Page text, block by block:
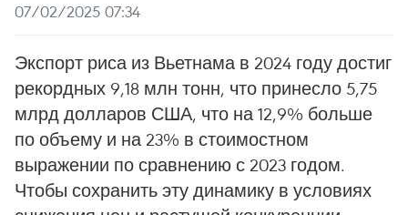
07/02/2025 07:34
Экспорт риса из Вьетнама в 2024 году достиг
рекордных 9,18 млн тонн, что принесло 5,75
млрд долларов США, что на 12,9% больше
по объему и на 23% в стоимостном
выражении по сравнению с 2023 годом.
Чтобы сохранить эту динамику в условиях